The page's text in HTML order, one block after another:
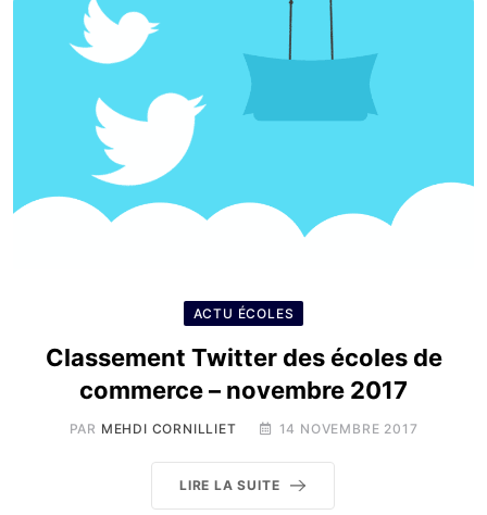
ACTU ÉCOLES
Classement Twitter des écoles de
commerce – novembre 2017
PAR MEHDI CORNILLIET 14 NOVEMBRE 2017
LIRE LA SUITE